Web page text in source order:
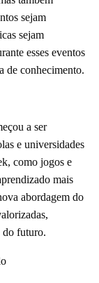
sejam
sejam
esses eventos
de conhecimento.
a ser
e universidades
como jogos e
mais
abordagem do
do futuro.